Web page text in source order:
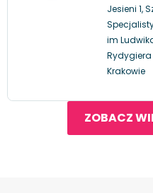
Jesieni 1,
im
Rydygiera
Krakowie
ZOBACZ